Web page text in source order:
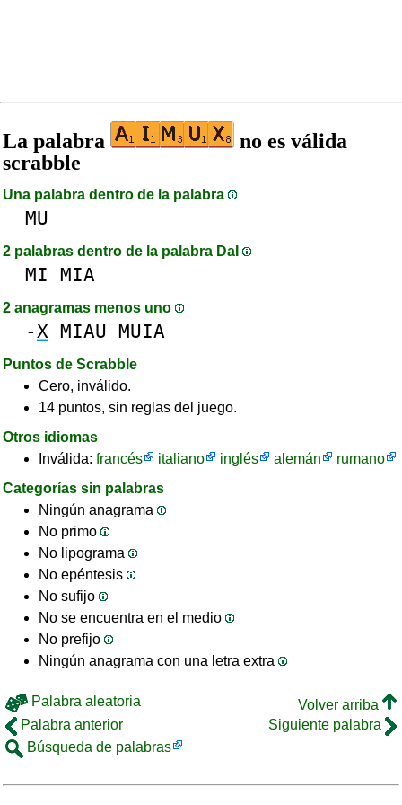
La palabra
no es válida
scrabble
Una palabra dentro de la palabra
MU
2 palabras dentro de la palabra DaI
MI MIA
2 anagramas menos uno
-X MIAU MUIA
Puntos de Scrabble
Cero, inválido.
14 puntos, sin reglas del juego.
Otros idiomas
Inválida: francés italiano inglés alemán
rumano
Categorías sin palabras
Ningún anagrama
No primo
No lipograma
No epéntesis
No sufijo
No se encuentra en el medio
No prefijo
Ningún anagrama con una letra extra
Palabra aleatoria
Volver arriba
Palabra anterior
Siguiente palabra
Búsqueda de palabras